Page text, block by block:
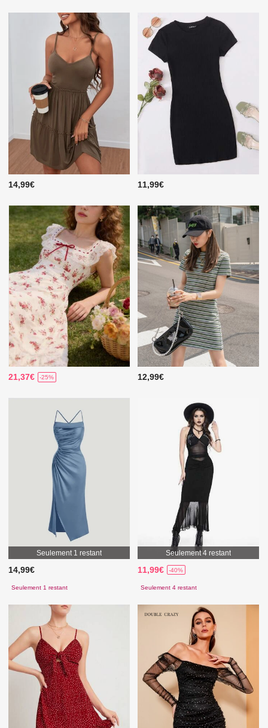
14,99€ 11,99€
21,37€ -25% 12,99€
Seulement 1 restant
14,99€
Seulement 1 restant
Seulement 4 restant
11,99€ -40%
Seulement 4 restant